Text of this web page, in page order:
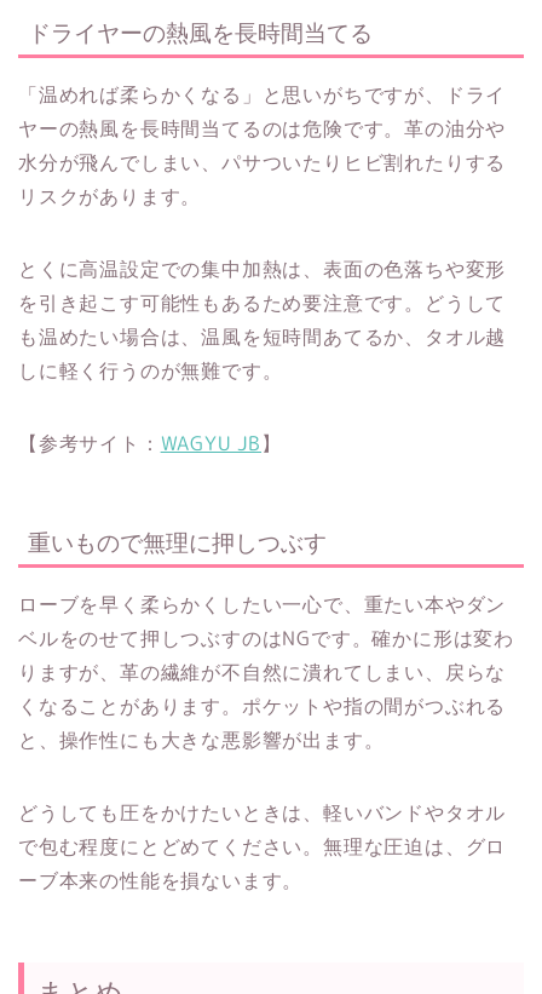
ドライヤーの熱風を長時間当てる
「温めれば柔らかくなる」と思いがちですが、ドライ
ヤーの熱風を長時間当てるのは危険です。革の油分や
水分が飛んでしまい、パサついたりヒビ割れたりする
リスクがあります。
とくに高温設定での集中加熱は、表面の色落ちや変形
を引き起こす可能性もあるため要注意です。どうして
も温めたい場合は、温風を短時間あてるか、タオル越
しに軽く行うのが無難です。
【参考サイト： WAGYU JB】
重いもので無理に押しつぶす
ローブを早く柔らかくしたい一心で、重たい本やダン
ベルをのせて押しつぶすのはNGです。確かに形は変わ
りますが、革の繊維が不自然に潰れてしまい、戻らな
くなることがあります。ポケットや指の間がつぶれる
と、操作性にも大きな悪影響が出ます。
どうしても圧をかけたいときは、軽いバンドやタオル
で包む程度にとどめてください。無理な圧迫は、グロ
ーブ本来の性能を損ないます。